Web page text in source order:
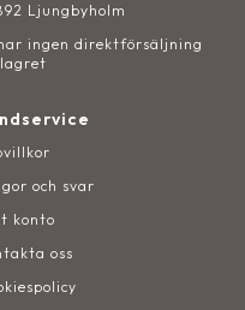
Ljungbyholm
ingen direktförsäljning
och svar
konto
oss